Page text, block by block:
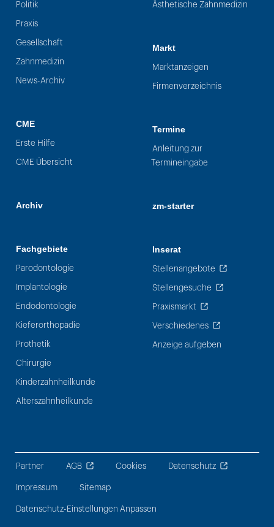
Politik
Praxis
Gesellschaft
Zahnmedizin
News-Archiv
CME
Erste Hilfe
CME Übersicht
Archiv
Fachgebiete
Parodontologie
Implantologie
Endodontologie
Kieferorthopädie
Prothetik
Chirurgie
Kinderzahnheilkunde
Alterszahnheilkunde
Ästhetische Zahnmedizin
Markt
Marktanzeigen
Firmenverzeichnis
Termine
Anleitung zur
Termineingabe
zm-starter
Inserat
Stellenangebote
Stellengesuche
Praxismarkt
Verschiedenes
Anzeige aufgeben
Partner AGB Cookies Datenschutz
Impressum Sitemap
Datenschutz-Einstellungen Anpassen